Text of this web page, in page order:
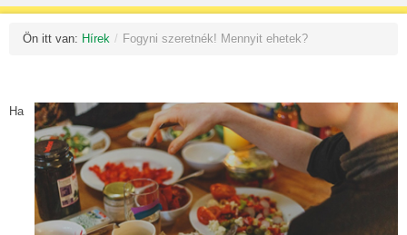
Ön itt van: Hírek / Fogyni szeretnék! Mennyit ehetek?
Ha